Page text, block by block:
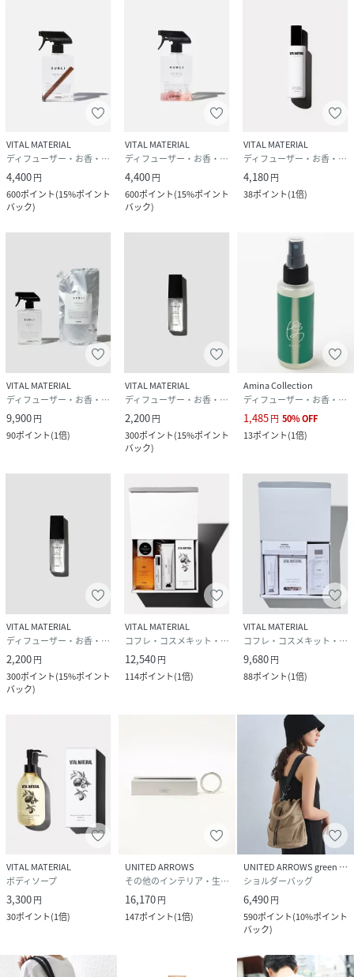
https://brandavenue.rakuten.co.jp/item/FQ7184
性別タイプ ユニセックス
原産国
サイズ FREE
品番
FQ7205_2404
2404-ONE-F FQ7205
VITAL MATERIAL
ディフューザー・お香・アロマオイル・キャンドル
4,400円
600ポイント(15%ポイント
バック)
VITAL MATERIAL
ディフューザー・お香・アロマオイル・キャンドル
4,400円
600ポイント(15%ポイント
バック)
VITAL MATERIAL
ディフューザー・お香・アロマオイル・キャンドル
4,180円
38ポイント(1倍)
VITAL MATERIAL
ディフューザー・お香・アロマオイル・キャンドル
9,900円
90ポイント(1倍)
VITAL MATERIAL
ディフューザー・お香・アロマオイル・キャンドル
2,200円
300ポイント(15%ポイント
バック)
Amina Collection
ディフューザー・お香・アロマオイル・キャンドル
1,485円 50%OFF
13ポイント(1倍)
VITAL MATERIAL
ディフューザー・お香・アロマオイル・キャンドル
2,200円
300ポイント(15%ポイント
バック)
VITAL MATERIAL
コフレ・コスメキット・ギフトセット
12,540円
114ポイント(1倍)
VITAL MATERIAL
コフレ・コスメキット・ギフトセット
9,680円
88ポイント(1倍)
VITAL MATERIAL
ボディソープ
3,300円
30ポイント(1倍)
UNITED ARROWS
その他のインテリア・生活雑貨
16,170円
147ポイント(1倍)
UNITED ARROWS green label relaxing
ショルダーバッグ
6,490円
590ポイント(10%ポイント
バック)